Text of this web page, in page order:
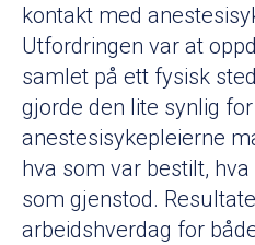
kontakt med
Utfordringen var at
samlet på ett fysisk
gjorde den lite synlig
anestesisykepleierne
hva som var bestilt,
som gjenstod.
arbeidshverdag for